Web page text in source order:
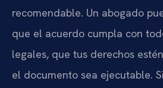
recomendable. Un abogado
que el acuerdo cumpla con
legales, que tus derechos
el documento sea ejecutable.